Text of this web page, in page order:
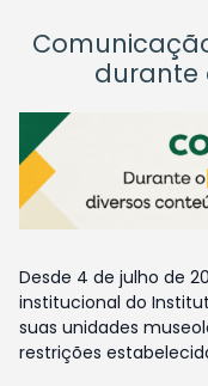
durante
Desde 4 de julho de
institucional do
suas unidades
restrições